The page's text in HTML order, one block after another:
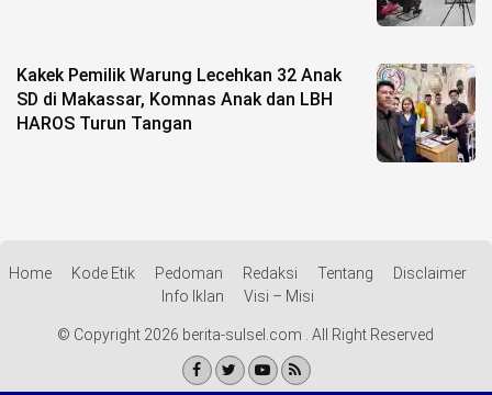
Kakek Pemilik Warung Lecehkan 32 Anak
SD di Makassar, Komnas Anak dan LBH
HAROS Turun Tangan
Home Kode Etik Pedoman Redaksi Tentang
Disclaimer
Info Iklan
Visi – Misi
© Copyright 2026 berita-sulsel.com . All Right Reserved